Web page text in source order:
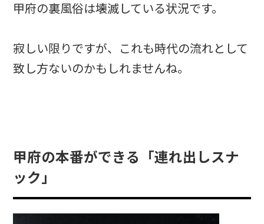
甲府の裏風俗は壊滅している状況です。
寂しい限りですが、これも時代の流れとして
致し方ないのかもしれませんね。
甲府の本番ができる「連れ出しスナ
ック」